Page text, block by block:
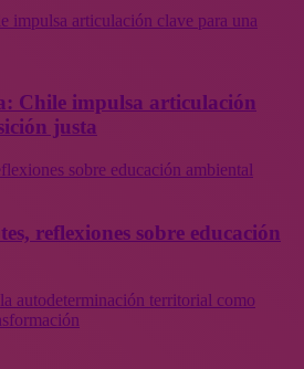
impulsa articulación clave para una
Chile impulsa articulación
justa
sobre educación ambiental
reflexiones sobre educación
autodeterminación territorial como